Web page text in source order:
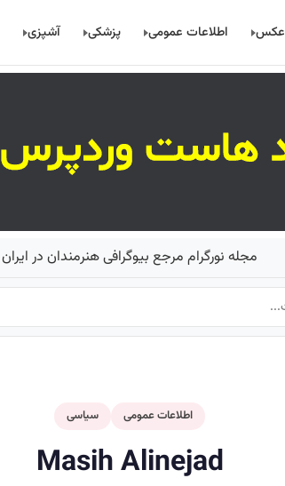
عکس اطلاعات عمومی پزشکی آشپزی
مجله نورگرام مرجع بیوگرافی هنرمندان در ایران
اطلاعات عمومی سیاسی
Masih Alinejad